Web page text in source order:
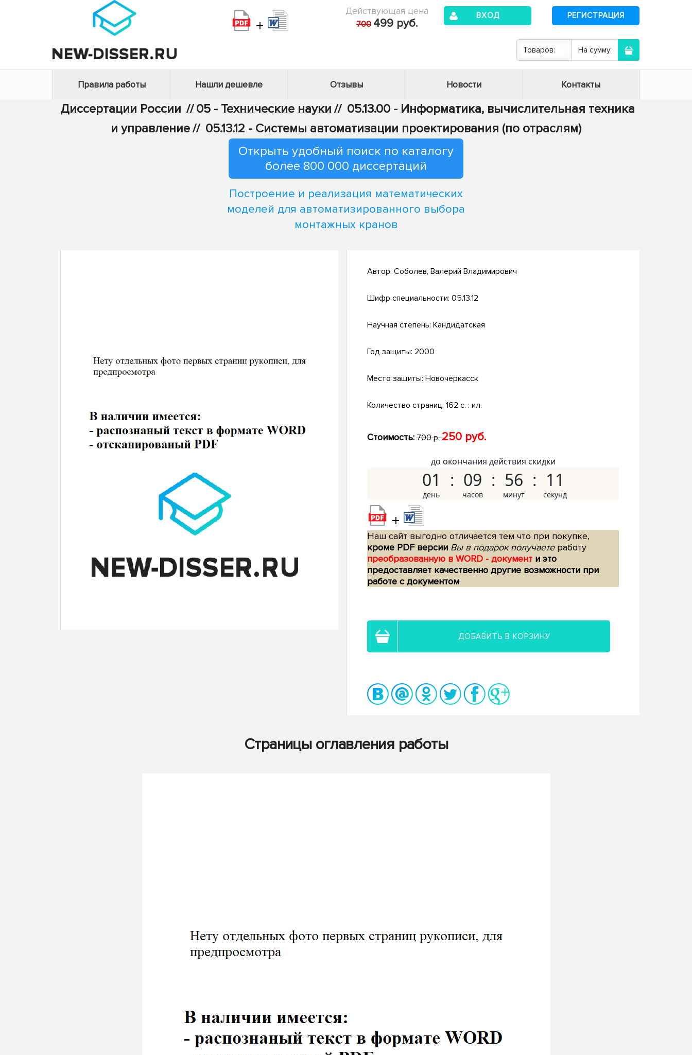
+
Действующая цена
700 499 руб.
ВХОД РЕГИСТРАЦИЯ
Товаров: На сумму:
Правила работы Нашли дешевле Отзывы Новости Контакты
Диссертации России // 05 - Технические науки // 05.13.00 - Информатика, вычислительная техника
и управление// 05.13.12 - Системы автоматизации проектирования (по отраслям)
Открыть удобный поиск по каталогу
более 800 000 диссертаций
Построение и реализация математических
моделей для автоматизированного выбора
монтажных кранов
Автор: Соболев, Валерий Владимирович
Шифр специальности: 05.13.12
Научная степень: Кандидатская
Год защиты: 2000
Место защиты: Новочеркасск
Количество страниц: 162 с. : ил.
Стоимость: 700 р.250 руб.
до окончания действия скидки
01 09 56 10
+
Наш сайт выгодно отличается тем что при покупке,
кроме PDF версии Вы в подарок получаетеработу
преобразованную в WORD - документ и это
предоставляет качественно другие возможности при
работе с документом
ДОБАВИТЬ В КОРЗИНУ
Страницы оглавления работы